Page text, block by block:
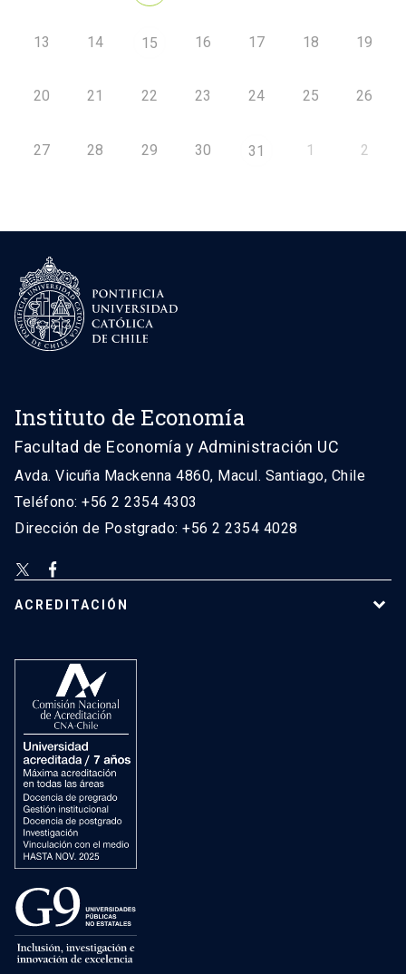
13 14 15 16 17 18 19
20 21 22 23 24 25 26
27 28 29 30 31 1 2
Instituto de Economía
Facultad de Economía y Administración UC
Avda. Vicuña Mackenna 4860, Macul. Santiago, Chile
Teléfono: +56 2 2354 4303
Dirección de Postgrado: +56 2 2354 4028
ACREDITACIÓN